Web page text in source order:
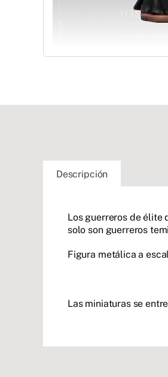
Descripción
Los guerreros de élite
solo son guerreros
Figura metálica a
Las miniaturas se